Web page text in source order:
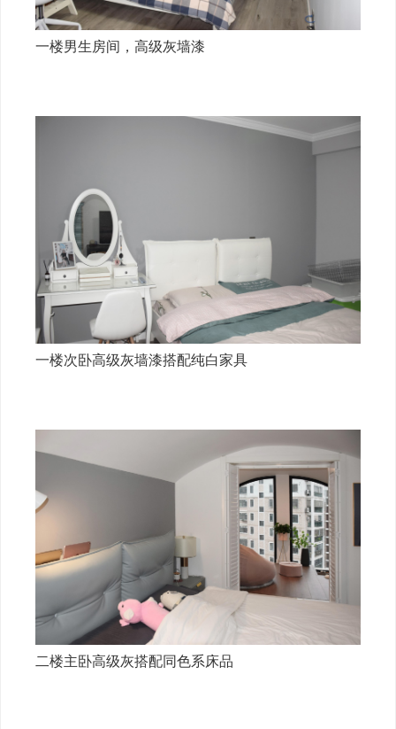
一楼男生房间，高级灰墙漆
一楼次卧高级灰墙漆搭配纯白家具
二楼主卧高级灰搭配同色系床品